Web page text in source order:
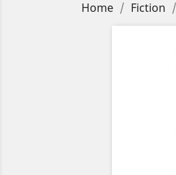
Home Fiction